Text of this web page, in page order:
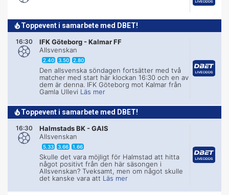
Toppevent i samarbete med DBET!
16:30 IFK Göteborg -Kalmar FF
Allsvenskan
2.40 3.50 2.80
Den allsvenska söndagen fortsätter med två
matcher med start här klockan 16:30 och en av
dem är denna. IFK Göteborg mot Kalmar från
Gamla Ullevi Läs mer
Toppevent i samarbete med DBET!
16:30 Halmstads BK -GAIS
Allsvenskan
5.33 3.66 1.66
Skulle det vara möjligt för Halmstad att hitta
något positivt från den här säsongen i
Allsvenskan? Tveksamt, men om något skulle
det kanske vara att Läs mer